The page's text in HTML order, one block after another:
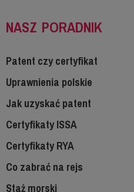
NASZ PORADNIK
Patent czy certyfikat
Uprawnienia polskie
Jak uzyskać patent
Certyfikaty ISSA
Certyfikaty RYA
Co zabrać na rejs
Staż morski